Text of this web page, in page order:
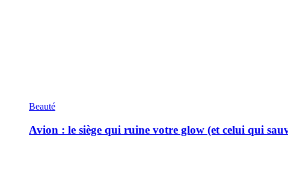
Beauté
Avion : le siège qui ruine votre glow (et celui qui